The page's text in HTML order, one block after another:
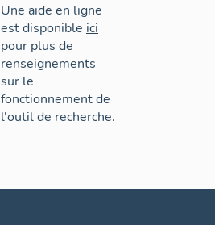
Une aide en ligne
est disponible ici
pour plus de
renseignements
sur le
fonctionnement de
l'outil de recherche.